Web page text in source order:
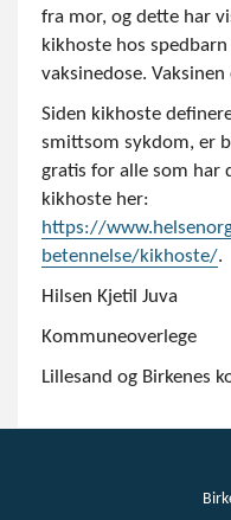
fra mor, og dette har
kikhoste hos
vaksinedose. Vaksinen
Siden kikhoste
smittsom sykdom, er
gratis for alle som har
kikhoste her:
https://
betennelse/kikhoste/.
Hilsen Kjetil Juva
Kommuneoverlege
Lillesand og Birkenes